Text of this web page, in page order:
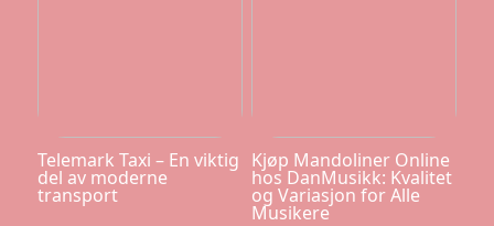
Telemark Taxi – En viktig
del av moderne
transport
Kjøp Mandoliner Online
hos DanMusikk: Kvalitet
og Variasjon for Alle
Musikere